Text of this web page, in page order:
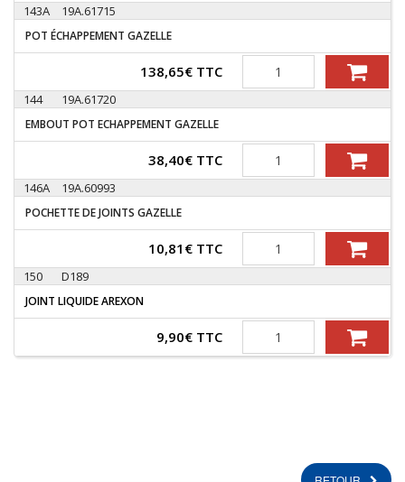
143A 19A.61715
POT ÉCHAPPEMENT GAZELLE
138,65€ TTC Quantité
144 19A.61720
EMBOUT POT ECHAPPEMENT GAZELLE
38,40€ TTC Quantité
146A 19A.60993
POCHETTE DE JOINTS GAZELLE
10,81 € TTC Quantité
150 D189
JOINT LIQUIDE AREXON
9,90€ TTC Quantité